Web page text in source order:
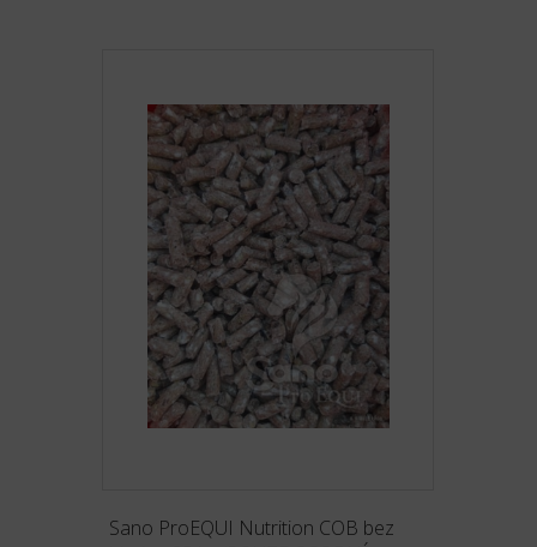
Sano ProEQUI Nutrition COB bez